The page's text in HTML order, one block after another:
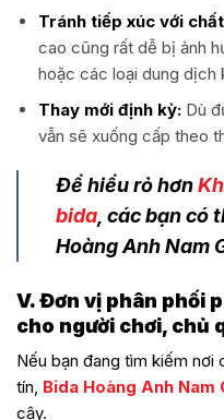
Tránh tiếp xúc với
cao cũng rất dễ bị ảnh
hoặc các loại dung dịch
Thay mới định kỳ: Dù
vẫn sẽ xuống cấp theo
Để hiểu rỏ hơn
bida, các bạn có
Hoàng Anh Nam
V. Đơn vị phân phối
cho người chơi, chủ
Nếu bạn đang tìm kiếm nơi
tín, Bida Hoàng Anh Nam
cậy.